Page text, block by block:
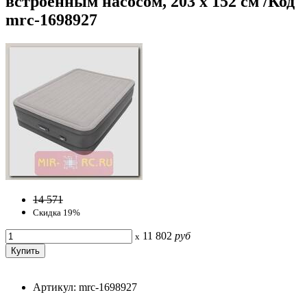
mrc-1698927
14 571
Скидка 19%
x 11 802 руб
Артикул: mrc-1698927